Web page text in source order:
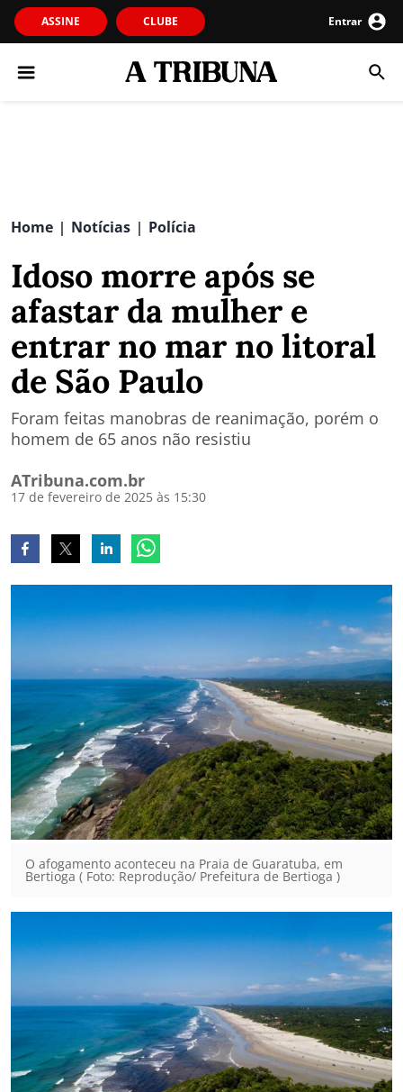
ASSINE CLUBE Entrar
Home | Notícias | Polícia
Idoso morre após se
afastar da mulher e
entrar no mar no litoral
de São Paulo
Foram feitas manobras de reanimação, porém o
homem de 65 anos não resistiu
ATribuna.com.br
17 de fevereiro de 2025 às 15:30
O afogamento aconteceu na Praia de Guaratuba, em
Bertioga ( Foto: Reprodução/ Prefeitura de Bertioga )